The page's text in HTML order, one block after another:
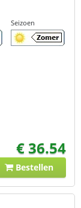
Seizoen
€ 36.54
Bestellen